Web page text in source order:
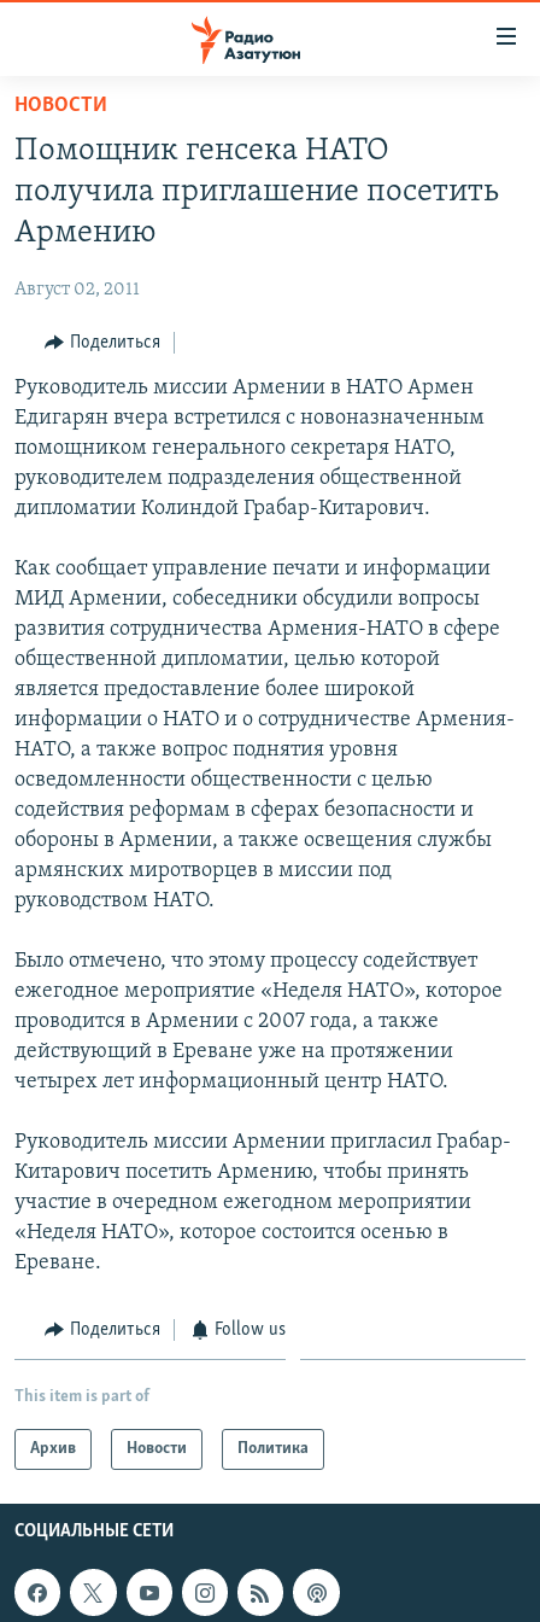
Перейти
основному
содержанию
Перейти
основной
навигации
Перейти
поиску
ПОЛИТИКА
ЭКОНОМИКА
РЕГИОН
НАГОРНЫЙ КАРАБАХ
КУЛЬТУРА
СПОРТ
АРХИВ
Հայերեն
English
Русский
Все сайты Радио Азатутюн
НОВОСТИ
Помощник генсека НАТО
получила приглашение посетить
Армению
Август 02, 2011
Поделиться
Руководитель миссии Армении в НАТО Армен
Едигарян вчера встретился с новоназначенным
помощником генерального секретаря НАТО,
руководителем подразделения общественной
дипломатии Колиндой Грабар-Китарович.
Как сообщает управление печати и информации
МИД Армении, собеседники обсудили вопросы
развития сотрудничества Армения-НАТО в сфере
общественной дипломатии, целью которой
является предоставление более широкой
информации о НАТО и о сотрудничестве Армения-
НАТО, а также вопрос поднятия уровня
осведомленности общественности с целью
содействия реформам в сферах безопасности и
обороны в Армении, а также освещения службы
армянских миротворцев в миссии под
руководством НАТО.
Было отмечено, что этому процессу содействует
ежегодное мероприятие «Неделя НАТО», которое
проводится в Армении с 2007 года, а также
действующий в Ереване уже на протяжении
четырех лет информационный центр НАТО.
Руководитель миссии Армении пригласил Грабар-
Китарович посетить Армению, чтобы принять
участие в очередном ежегодном мероприятии
«Неделя НАТО», которое состоится осенью в
Ереване.
Поделиться Follow us
This item is part of
Архив Новости Политика
СОЦИАЛЬНЫЕ СЕТИ